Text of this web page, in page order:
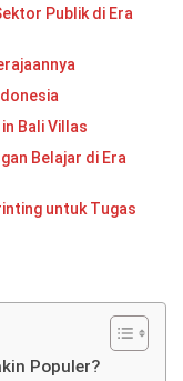
Publik di Era
Bali Villas
Belajar di Era
untuk Tugas
Populer?